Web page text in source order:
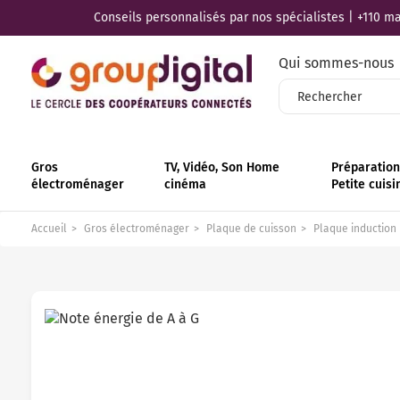
Conseils personnalisés par nos spécialistes | +110
Qui sommes-nous
Gros
électroménager
TV, Vidéo, Son Home
cinéma
Petite
Accueil Gros électroménager Plaque de cuisson Plaque induction